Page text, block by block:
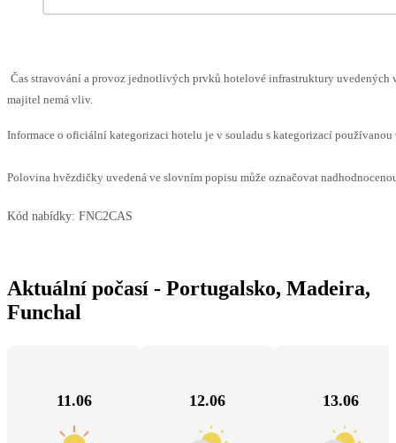
Čas stravování a provoz jednotlivých prvků hotelové infrastruktury uvedených
majitel nemá vliv.
Informace o oficiální kategorizaci hotelu je v souladu s kategorizací
Polovina hvězdičky uvedená ve slovním popisu může označovat
Kód nabídky: FNC2CAS
Aktuální počasí - Portugalsko, Madeira,
Funchal
11.06 12.06 13.06